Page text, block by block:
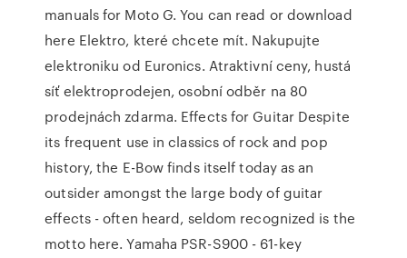
manuals for Moto G. You can read or download
here Elektro, které chcete mít. Nakupujte
elektroniku od Euronics. Atraktivní ceny, hustá
síť elektroprodejen, osobní odběr na 80
prodejnách zdarma. Effects for Guitar Despite
its frequent use in classics of rock and pop
history, the E-Bow finds itself today as an
outsider amongst the large body of guitar
effects - often heard, seldom recognized is the
motto here. Yamaha PSR-S900 - 61-key